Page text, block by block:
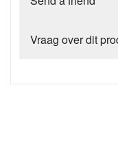
Vraag over dit